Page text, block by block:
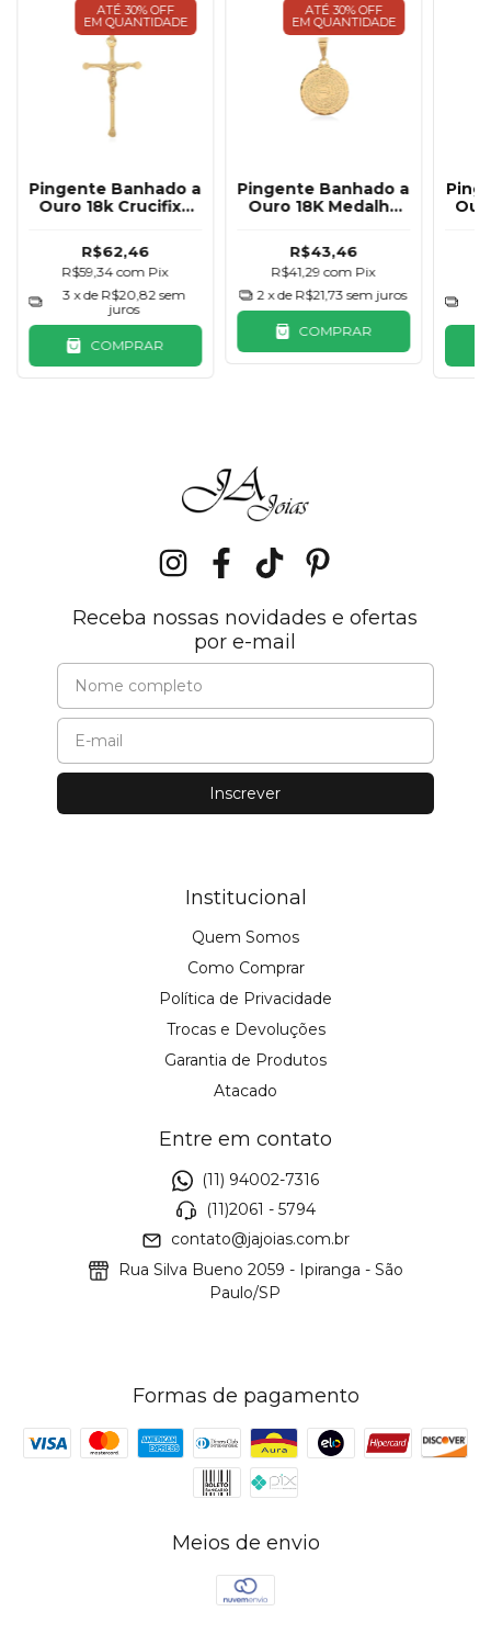
ATÉ 30% OFF
EM QUANTIDADE
Pingente Banhado a
Ouro 18k Crucifixo
R$62,46
R$59,34com Pix
3 x de R$20,82 sem
juros
COMPRAR
ATÉ 30% OFF
EM QUANTIDADE
Pingente Banhado a
Ouro 18K Medalha
R$43,46
R$41,29com Pix
2 x de R$21,73 sem juros
COMPRAR
Receba nossas novidades e ofertas
por e-mail
Institucional
Quem Somos
Como Comprar
Política de Privacidade
Trocas e Devoluções
Garantia de Produtos
Atacado
Entre em contato
(11) 94002-7316
(11)2061 - 5794
contato@jajoias.com.br
Rua Silva Bueno 2059 - Ipiranga - São
Paulo/SP
Formas de pagamento
Meios de envio